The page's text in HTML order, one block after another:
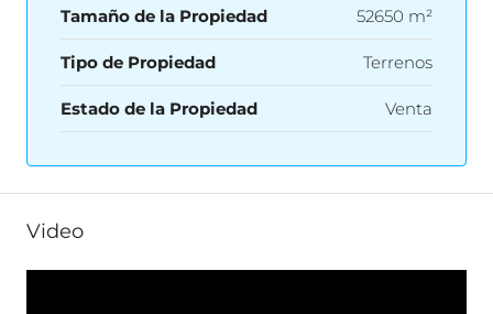
Tamaño de la Propiedad 52650 m²
Tipo de Propiedad Terrenos
Estado de la Propiedad Venta
Video